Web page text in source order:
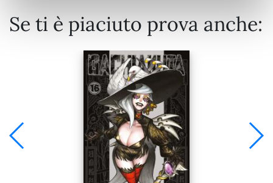
Se ti è piaciuto prova anche: